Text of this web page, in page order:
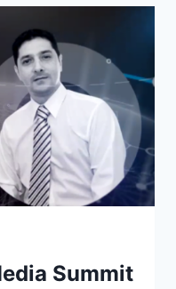
Summit